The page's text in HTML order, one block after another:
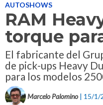
AUTOSHOWS
RAM
torque
El fabricante del
de pick-ups Heavy
para los modelos
Marcelo Palomino | 15/1/